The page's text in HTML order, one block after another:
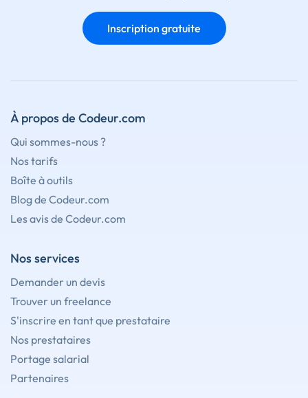
Inscription gratuite
À propos de Codeur.com
Qui sommes-nous ?
Nos tarifs
Boîte à outils
Blog de Codeur.com
Les avis de Codeur.com
Nos services
Demander un devis
Trouver un freelance
S'inscrire en tant que prestataire
Nos prestataires
Portage salarial
Partenaires